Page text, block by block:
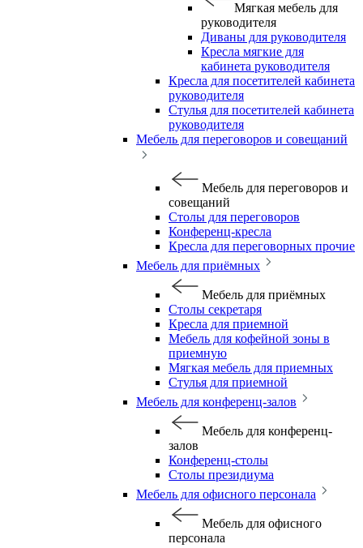
Мягкая мебель для
руководителя
Диваны для руководителя
Кресла мягкие для
кабинета руководителя
Кресла для посетителей кабинета
руководителя
Стулья для посетителей кабинета
руководителя
Мебель для переговоров и совещаний
Мебель для переговоров и
совещаний
Столы для переговоров
Конференц-кресла
Кресла для переговорных прочие
Мебель для приёмных
Мебель для приёмных
Столы секретаря
Кресла для приемной
Мебель для кофейной зоны в
приемную
Мягкая мебель для приемных
Стулья для приемной
Мебель для конференц-залов
Мебель для конференц-
залов
Конференц-столы
Столы президиума
Мебель для офисного персонала
Мебель для офисного
персонала